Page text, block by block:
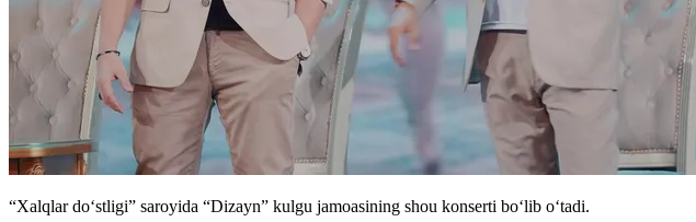
“Xalqlar doʻstligi” saroyida “Dizayn” kulgu jamoasining shou konserti boʻlib oʻtadi.